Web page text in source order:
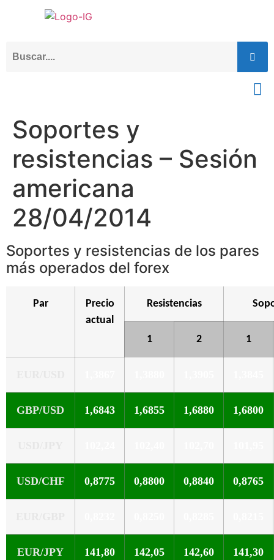
Soportes y
resistencias – Sesión
americana
28/04/2014
Soportes y resistencias de los pares
más operados del forex
Par
Precio
actual
Resistencias
1 2 1
GBP/USD 1,6843 1,6855 1,6880 1,6800
USD/CHF 0,8775 0,8800 0,8840 0,8765
EUR/JPY 141,80 142,05 142,60 141,30